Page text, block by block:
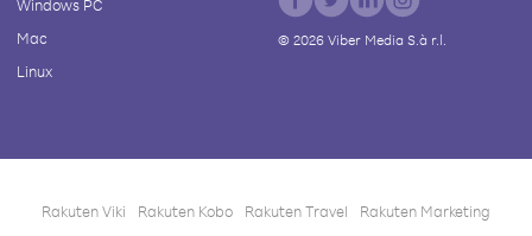
Windows PC
Mac
Linux
© 2026Viber Media S.à r.l.
Rakuten Viki Rakuten Kobo Rakuten Travel Rakuten Marketing